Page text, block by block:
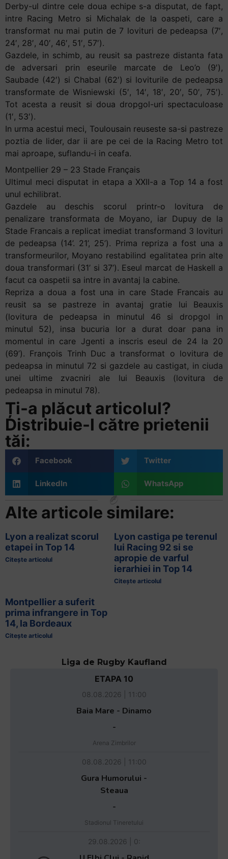
Derby-ul dintre cele doua echipe s-a disputat, de fapt,
intre Racing Metro si Michalak de la oaspeti, care a
transformat nu mai putin de 7 lovituri de pedeapsa (7′,
24′, 28′, 40′, 46′, 51′, 57′).
Gazdele, in schimb, au reusit sa pastreze distanta fata
de adversari prin eseurile marcate de Leo’o (9′),
Saubade (42′) si Chabal (62′) si loviturile de pedeapsa
transformate de Wisniewski (5′, 14′, 18′, 20′, 50′, 75′).
Tot acesta a reusit si doua dropgol-uri spectaculoase
(1′, 53′).
In urma acestui meci, Toulousain reuseste sa-si pastreze
poztia de lider, dar ii are pe cei de la Racing Metro tot
mai aproape, suflandu-i in ceafa.
Montpellier 29 – 23 Stade Français
Ultimul meci disputat in etapa a XXII-a a Top 14 a fost
unul echilibrat.
Gazdele au deschis scorul printr-o lovitura de
penalizare transformata de Moyano, iar Dupuy de la
Stade Francais a replicat imediat transformand 3 lovituri
de pedeapsa (14’. 21’, 25’). Prima repriza a fost una a
transformeurilor, Moyano restabilind egalitatea prin alte
doua transformari (31’ si 37’). Eseul marcat de Haskell a
facut ca oaspetii sa intre in avantaj la cabine.
Repriza a doua a fost una in care Stade Francais au
reusit sa se pastreze in avantaj gratie lui Beauxis
(lovitura de pedeapsa in minutul 46 si dropgol in
minutul 52), insa bucuria lor a durat doar pana in
momentul in care Jgenti a inscris eseul de 24 la 20
(69’). François Trinh Duc a transformat o lovitura de
pedeapsa in minutul 72 si gazdele au castigat, in ciuda
unei ultime zvacniri ale lui Beauxis (lovitura de
pedeapsa in minutul 78).
Ți-a plăcut articolul?
Distribuie-l către prietenii
tăi:
Facebook Twitter
LinkedIn WhatsApp
Alte articole similare:
Lyon a realizat scorul
etapei in Top 14
Citește articolul
Lyon castiga pe terenul
lui Racing 92 si se
apropie de varful
ierarhiei in Top 14
Citește articolul
Montpellier a suferit
prima infrangere in Top
14, la Bordeaux
Citește articolul
Liga de Rugby Kaufland
ETAPA 10
08.08.2026 | 11:00
Baia Mare - Dinamo
-
Arena Zimbrilor
08.08.2026 | 11:00
Gura Humorului -
Steaua
-
Stadionul Tineretului
29.08.2026 | 0: